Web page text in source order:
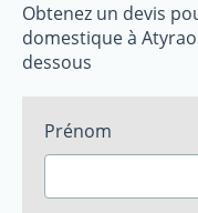
Obtenez un devis
domestique à
dessous
Prénom